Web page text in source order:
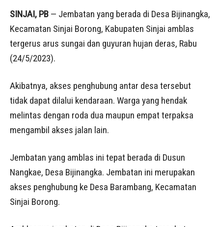
SINJAI, PB — Jembatan yang berada di Desa Bijinangka,
Kecamatan Sinjai Borong, Kabupaten Sinjai amblas
tergerus arus sungai dan guyuran hujan deras, Rabu
(24/5/2023).
Akibatnya, akses penghubung antar desa tersebut
tidak dapat dilalui kendaraan. Warga yang hendak
melintas dengan roda dua maupun empat terpaksa
mengambil akses jalan lain.
Jembatan yang amblas ini tepat berada di Dusun
Nangkae, Desa Bijinangka. Jembatan ini merupakan
akses penghubung ke Desa Barambang, Kecamatan
Sinjai Borong.